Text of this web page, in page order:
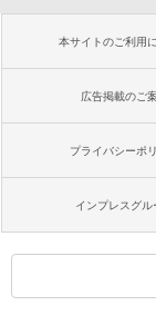
本サイトのご利用
広告掲載のご
プライバシーポ
インプレスグル